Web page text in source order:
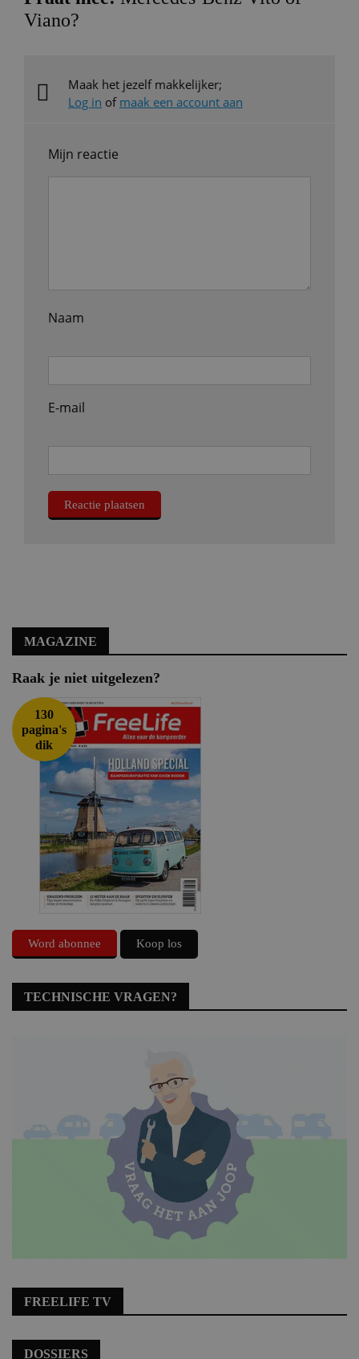
Viano?
Maak het jezelf makkelijker;
Log in of maak een account aan
Mijn reactie
Naam
E-mail
MAGAZINE
Raak je niet uitgelezen?
130
pagina's
dik
Word abonnee Koop los
TECHNISCHE VRAGEN?
FREELIFE TV
DOSSIERS